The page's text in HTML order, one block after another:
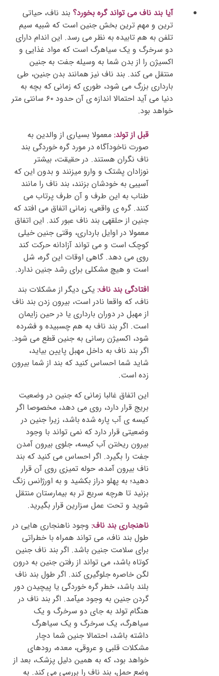
آیا بند ناف می تواند گره بخورد؟ بند ناف، حیاتی
ترین و مهم ترین بخش جنین است که شبیه سیم
تلفن به هم تابیده به نظر می رسد. این اندام دارای
دو سرخرگ و یک سیاهرگ است که مواد غذایی و
اکسیژن را از بدن شما به وسیله جفت به جنین
منتقل می کند. بند ناف نیز همانند بدن جنین، طی
بارداری بزرگ می شود، طوری که زمانی که بچه به
دنیا می آید احتمالا اندازه ی آن حدود ۶۰ سانتی متر
خواهد بود.
قبل از تولد: معمولا بسیاری از والدین به
صورت ناخودآگاه در مورد گره خوردگی بند
ناف نگران هستند. در حقیقت، بیشتر
نوزادان پشتک و وارو میزنند و بدون این که
آسیبی به خودشان بزنند، بند ناف را مانند
طناب به این طرف و آن طرف پرتاب می
کنند. گره ی واقعی، زمانی اتفاق می افتد که
جنین از حلقهی بند ناف عبور کند. این اتفاق
معمولا در اوایل بارداری، وقتی جنین خیلی
کوچک است و می تواند آزادانه حرکت کند
روی می دهد. گاهی اوقات این گره، شل
است و هیچ مشکلی برای رشد جنین ندارد.
افتادگی بند ناف: یکی دیگر از مشکلات بند
ناف، که واقعا نادر است، بیرون زدن بند ناف
از مهبل در دوران بارداری یا در حین زایمان
است. اگر بند ناف به هم چسبیده و فشرده
شود، اکسیژن رسانی به جنین قطع می شود.
اگر بند ناف به داخل مهبل پایین بیاید،
شاید شما احساس کنید که بند از شما بیرون
زده است.
این اتفاق غالبا زمانی که جنین در وضعیت
بریج قرار دارد، روی می دهد، مخصوصا اگر
کیسه ی آب پاره شده باشد، زیرا جنین در
وضعیتی قرار دارد که نمی تواند با وجود
بیرون ریختن آب کیسه، جلوی بیرون آمدن
جفت را بگیرد. اگر احساس می کنید که بند
ناف بیرون آمده، حوله تمیزی روی آن قرار
دهید؛ به پهلو دراز بکشید و به اورژانس زنگ
بزنید تا هرچه سریع تر به بیمارستان منتقل
شوید و تحت عمل سزارین قرار بگیرید.
ناهنجاری بند ناف: وجود ناهنجاری هایی در
طول بند ناف، می تواند همراه با خطراتی
برای سلامت جنین باشد. اگر بند ناف جنین
کوتاه باشد، می تواند از رفتن جنین به درون
لگن خاصره جلوگیری کند. اگر طول بند ناف
بلند باشد، خطر گره خوردگی یا پیچیدن دور
گردن جنین به وجود میآمد. اگر بند ناف در
هنگام تولد به جای دو سرخرگ و یک
سیاهرگ، یک سرخرگ و یک سیاهرگ
داشته باشد، احتمالا جنین شما دچار
مشکلات قلبی و عروقی، معده، رودهای
خواهد بود، که به همین دلیل پزشک، بعد از
وضع حمل، بند ناف را بررسی می کند. به